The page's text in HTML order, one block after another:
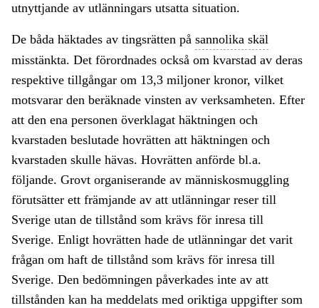
utnyttjande av utlänningars utsatta situation.
De båda häktades av tingsrätten på sannolika skäl
misstänkta. Det förordnades också om kvarstad av deras
respektive tillgångar om 13,3 miljoner kronor, vilket
motsvarar den beräknade vinsten av verksamheten. Efter
att den ena personen överklagat häktningen och
kvarstaden beslutade hovrätten att häktningen och
kvarstaden skulle hävas. Hovrätten anförde bl.a.
följande. Grovt organiserande av människosmuggling
förutsätter ett främjande av att utlänningar reser till
Sverige utan de tillstånd som krävs för inresa till
Sverige. Enligt hovrätten hade de utlänningar det varit
frågan om haft de tillstånd som krävs för inresa till
Sverige. Den bedömningen påverkades inte av att
tillstånden kan ha meddelats med oriktiga uppgifter som